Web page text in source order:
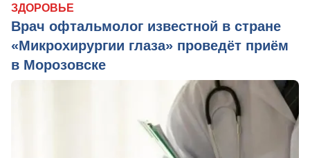
ЗДОРОВЬЕ
Врач офтальмолог известной в стране
«Микрохирургии глаза» проведёт приём
в Морозовске